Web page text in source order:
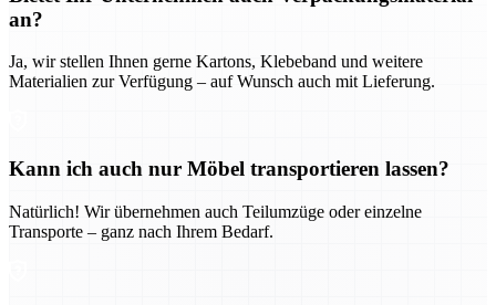
an?
Ja, wir stellen Ihnen gerne Kartons, Klebeband und weitere
Materialien zur Verfügung – auf Wunsch auch mit Lieferung.
Kann ich auch nur Möbel transportieren lassen?
Natürlich! Wir übernehmen auch Teilumzüge oder einzelne
Transporte – ganz nach Ihrem Bedarf.